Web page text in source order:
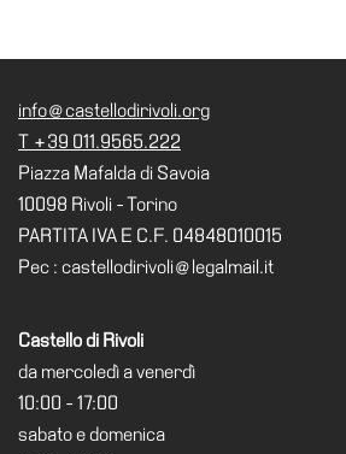
Storia
Sedi
Tutte
sedi
Edificio
Castello
Lunga
Villa
Cerruti
info@castellodirivoli.org
T +39 011.9565.222
Piazza Mafalda di Savoia
10098 Rivoli - Torino
PARTITA IVA E C.F. 04848010015
Pec : castellodirivoli@legalmail.it
Castello di Rivoli
da mercoledì a venerdì
10:00 - 17:00
sabato e domenica